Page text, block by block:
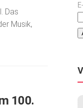
Das
Musik,
100.